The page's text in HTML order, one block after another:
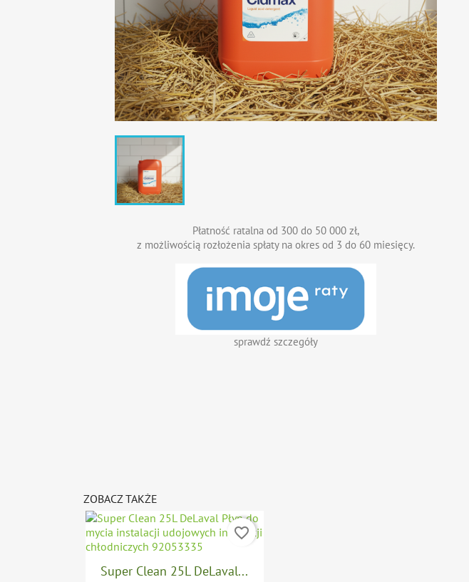
Płatność ratalna od 300 do 50 000 zł,
z możliwością rozłożenia spłaty na okres od 3 do 60 miesięcy.
sprawdź szczegóły
ZOBACZ TAKŻE
Szybki podgląd
Super Clean 25L DeLaval...
favorite_border